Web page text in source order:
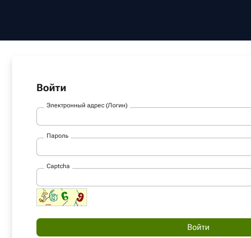
Войти
Электронный адрес (Логин)
Пароль
Captcha